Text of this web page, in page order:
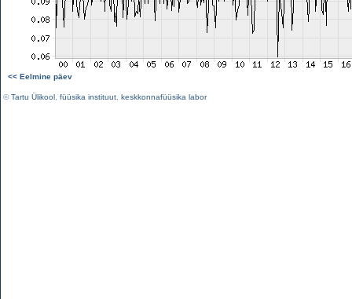
<< Eelmine päev
©Tartu Ülikool füüsika instituut keskkonnafüüsika labor